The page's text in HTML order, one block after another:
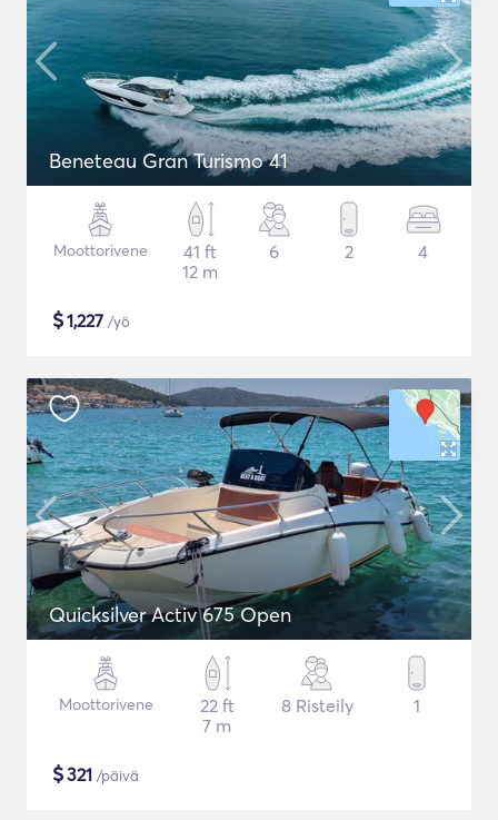
Beneteau Gran Turismo 41
Moottorivene
41 ft
12 m
6 2 4
$1,227 /yö
Quicksilver Activ 675 Open
Moottorivene
22 ft
7 m
8 Risteily 1
$321 /päivä